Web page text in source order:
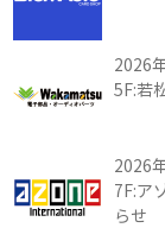
2026
5F:若
2026
7F:ア
らせ